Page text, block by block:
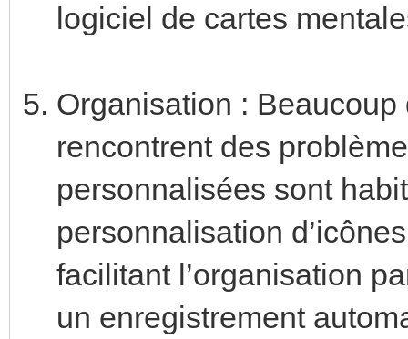
logiciel de cartes
Organisation :
rencontrent des
personnalisées sont
personnalisation
facilitant l’organisation
un enregistrement